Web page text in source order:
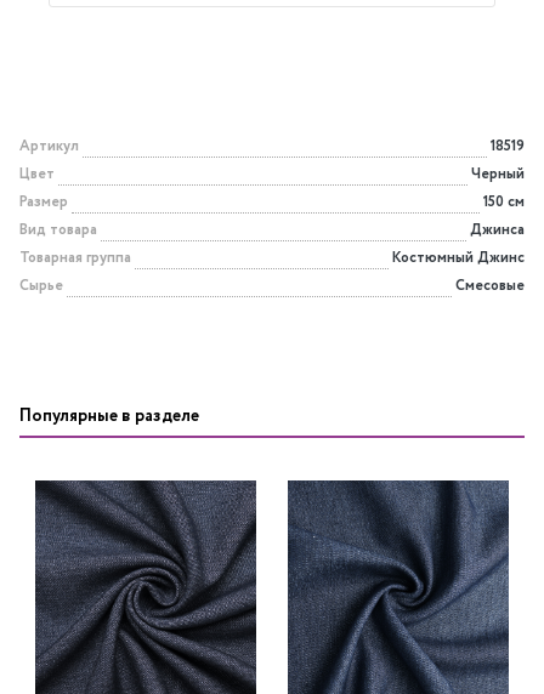
Артикул
18519
Цвет
Черный
Размер
150 см
Вид товара
Джинса
Товарная группа
Костюмный Джинс
Сырье
Смесовые
Популярные в разделе